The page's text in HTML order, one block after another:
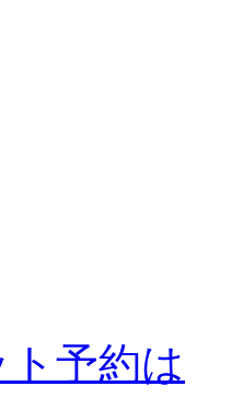
予約は